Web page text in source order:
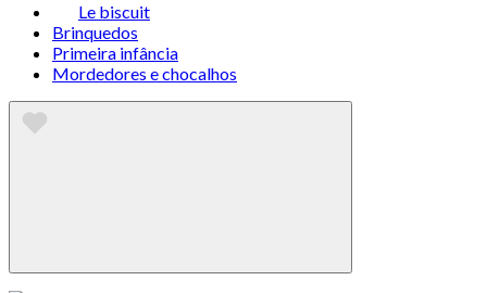
Le biscuit
Brinquedos
Primeira infância
Mordedores e chocalhos